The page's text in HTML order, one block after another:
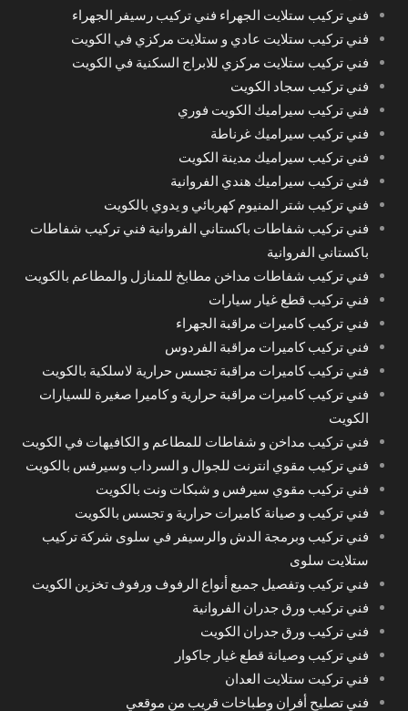
فني تركيب ستلايت الجهراء فني تركيب رسيفر الجهراء
فني تركيب ستلايت عادي و ستلايت مركزي في الكويت
فني تركيب ستلايت مركزي للابراج السكنية في الكويت
فني تركيب سجاد الكويت
فني تركيب سيراميك الكويت فوري
فني تركيب سيراميك غرناطة
فني تركيب سيراميك مدينة الكويت
فني تركيب سيراميك هندي الفروانية
فني تركيب شتر المنيوم كهربائي و يدوي بالكويت
فني تركيب شفاطات باكستاني الفروانية فني تركيب شفاطات
باكستاني الفروانية
فني تركيب شفاطات مداخن مطابخ للمنازل والمطاعم بالكويت
فني تركيب قطع غيار سيارات
فني تركيب كاميرات مراقبة الجهراء
فني تركيب كاميرات مراقبة الفردوس
فني تركيب كاميرات مراقبة تجسس حرارية لاسلكية بالكويت
فني تركيب كاميرات مراقبة حرارية و كاميرا صغيرة للسيارات
الكويت
فني تركيب مداخن و شفاطات للمطاعم و الكافيهات في الكويت
فني تركيب مقوي انترنت للجوال و السرداب وسيرفس بالكويت
فني تركيب مقوي سيرفس و شبكات ونت بالكويت
فني تركيب و صيانة كاميرات حرارية و تجسس بالكويت
فني تركيب وبرمجة الدش والرسيفر في سلوى شركة تركيب
ستلايت سلوى
فني تركيب وتفصيل جميع أنواع الرفوف ورفوف تخزين الكويت
فني تركيب ورق جدران الفروانية
فني تركيب ورق جدران الكويت
فني تركيب وصيانة قطع غيار جاكوار
فني تركيت ستلايت العدان
فني تصليح أفران وطباخات قريب من موقعي